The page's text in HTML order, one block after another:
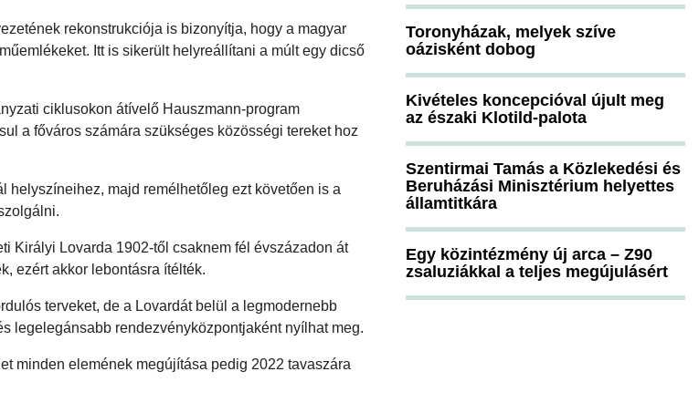
rekonstrukciója is bizonyítja, hogy a magyar
Itt is sikerült helyreállítani a múlt egy dicső
ciklusokon átívelő Hauszmann-program
a főváros számára szükséges közösségi tereket hoz
helyszíneihez, majd remélhetőleg ezt követően is a
Királyi Lovarda 1902-től csaknem fél évszázadon át
ezért akkor lebontásra ítélték.
terveket, de a Lovardát belül a legmodernebb
legelegánsabb rendezvényközpontjaként nyílhat meg.
minden elemének megújítása pedig 2022 tavaszára
Toronyházak, melyek szíve
oázisként dobog
Kivételes koncepcióval újult meg
az északi Klotild-palota
Szentirmai Tamás a Közlekedési és
Beruházási Minisztérium helyettes
államtitkára
Egy közintézmény új arca – Z90
zsaluziákkal a teljes megújulásért